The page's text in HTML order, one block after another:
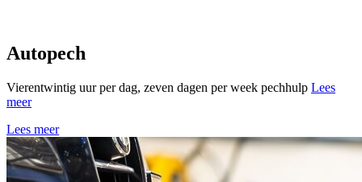
Autopech
Vierentwintig uur per dag, zeven dagen per week pechhulp Lees
meer
Lees meer